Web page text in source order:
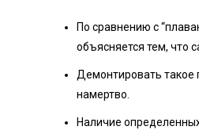
По сравнению с
объясняется тем, что
Демонтировать такое
намертво.
Наличие